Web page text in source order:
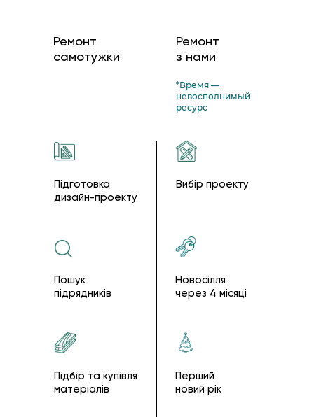
Підготовка
дизайн-проекту
Пошук
підрядників
Підбір та купівля
матеріалів
Вибір проекту
Новосілля
через 4 місяці
Перший
новий рік
Ремонт
самотужки
Ремонт
з нами
*Время —
невосполнимый
ресурс